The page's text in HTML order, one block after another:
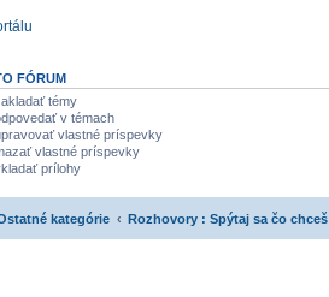
FÓRUM
témy
v témach
vlastné príspevky
vlastné príspevky
prílohy
kategórie Rozhovory : Spýtaj sa čo chceš